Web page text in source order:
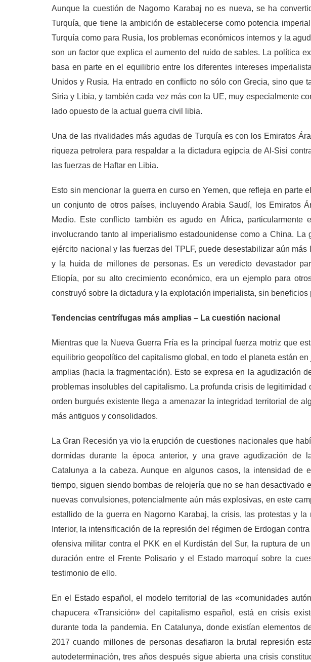
Aunque la cuestión de Nagorno Karabaj no es nueva, se ha
Turquía, que tiene la ambición de establecerse como potencia
Turquía como para Rusia, los problemas económicos internos y la
son un factor que explica el aumento del ruido de sables. La política
basa en parte en el equilibrio entre los diferentes intereses
Unidos y Rusia. Ha entrado en conflicto no sólo con Grecia, sino que
Siria y Libia, y también cada vez más con la UE, muy especialmente
lado opuesto de la actual guerra civil libia.
Una de las rivalidades más agudas de Turquía es con los Emiratos
riqueza petrolera para respaldar a la dictadura egipcia de Al-Sisi
las fuerzas de Haftar en Libia.
Esto sin mencionar la guerra en curso en Yemen, que refleja en parte
un conjunto de otros países, incluyendo Arabia Saudí, los Emiratos
Medio. Este conflicto también es agudo en África, particularmente
involucrando tanto al imperialismo estadounidense como a China. La
ejército nacional y las fuerzas del TPLF, puede desestabilizar aún
y la huida de millones de personas. Es un veredicto devastador
Etiopía, por su alto crecimiento económico, era un ejemplo para
construyó sobre la dictadura y la explotación imperialista, sin beneficios
Tendencias centrífugas más amplias – La cuestión nacional
Mientras que la Nueva Guerra Fría es la principal fuerza motriz que
equilibrio geopolítico del capitalismo global, en todo el planeta están
amplias (hacia la fragmentación). Esto se expresa en la agudización
problemas insolubles del capitalismo. La profunda crisis de legitimidad
orden burgués existente llega a amenazar la integridad territorial de
más antiguos y consolidados.
La Gran Recesión ya vio la erupción de cuestiones nacionales que
dormidas durante la época anterior, y una grave agudización de
Catalunya a la cabeza. Aunque en algunos casos, la intensidad de
tiempo, siguen siendo bombas de relojería que no se han desactivado
nuevas convulsiones, potencialmente aún más explosivas, en este
estallido de la guerra en Nagorno Karabaj, la crisis, las protestas y
Interior, la intensificación de la represión del régimen de Erdogan
ofensiva militar contra el PKK en el Kurdistán del Sur, la ruptura de
duración entre el Frente Polisario y el Estado marroquí sobre la
testimonio de ello.
En el Estado español, el modelo territorial de las «comunidades
chapucera «Transición» del capitalismo español, está en crisis
durante toda la pandemia. En Catalunya, donde existían elementos
2017 cuando millones de personas desafiaron la brutal represión
autodeterminación, tres años después sigue abierta una crisis